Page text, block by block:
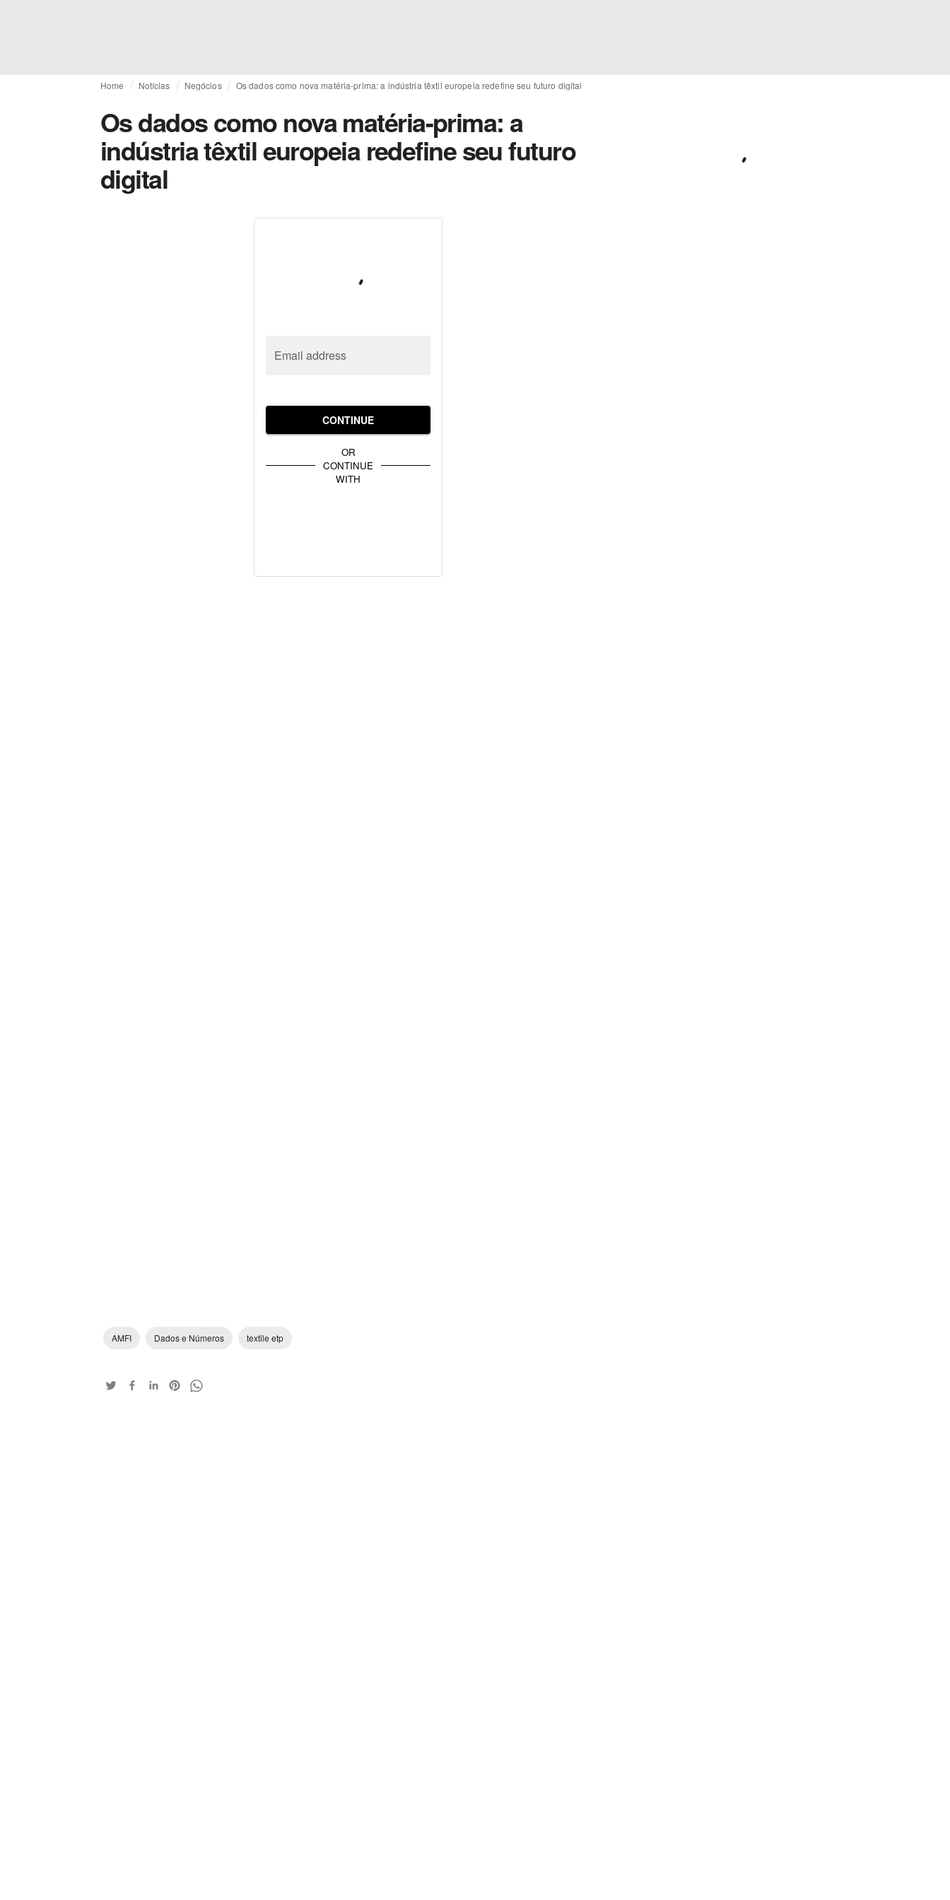
Home Notícias Negócios Os dados como nova matéria-prima: a indústria têxtil europeia redefine seu futuro digital
Os dados como nova matéria-prima: a
indústria têxtil europeia redefine seu futuro
digital
Email address
CONTINUE
OR
CONTINUE
WITH
AMFI Dados e Números textile etp